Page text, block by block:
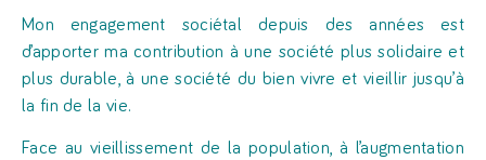
Mon engagement sociétal depuis des années est
d’apporter ma contribution à une société plus solidaire et
plus durable, à une société du bien vivre et vieillir jusqu’à
la fin de la vie.
Face au vieillissement de la population, à l’augmentation